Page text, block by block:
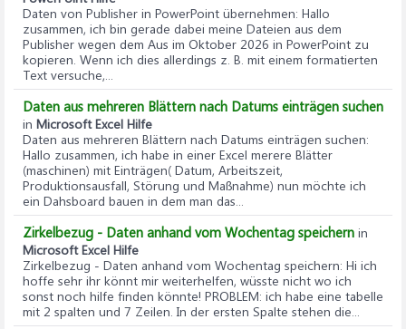
Daten von Publisher in PowerPoint übernehmen: Hallo
zusammen, ich bin gerade dabei meine Dateien aus dem
Publisher wegen dem Aus im Oktober 2026 in PowerPoint zu
kopieren. Wenn ich dies allerdings z. B. mit einem formatierten
Text versuche,...
Daten aus mehreren Blättern nach Datums einträgen suchen
in Microsoft Excel Hilfe
Daten aus mehreren Blättern nach Datums einträgen suchen:
Hallo zusammen, ich habe in einer Excel merere Blätter
(maschinen) mit Einträgen( Datum, Arbeitszeit,
Produktionsausfall, Störung und Maßnahme) nun möchte ich
ein Dahsboard bauen in dem man das...
Zirkelbezug - Daten anhand vom Wochentag speichern in
Microsoft Excel Hilfe
Zirkelbezug - Daten anhand vom Wochentag speichern: Hi ich
hoffe sehr ihr könnt mir weiterhelfen, wüsste nicht wo ich
sonst noch hilfe finden könnte! PROBLEM: ich habe eine tabelle
mit 2 spalten und 7 Zeilen. In der ersten Spalte stehen die...